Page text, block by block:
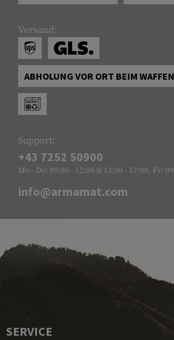
Versand:
ABHOLUNG VOR ORT BEIM
Support:
+43 7252 50900
Mo - Do: 09:00 - 12:00 & 13:00 - 17:00, Fr:
info@armamat.com
SERVICE